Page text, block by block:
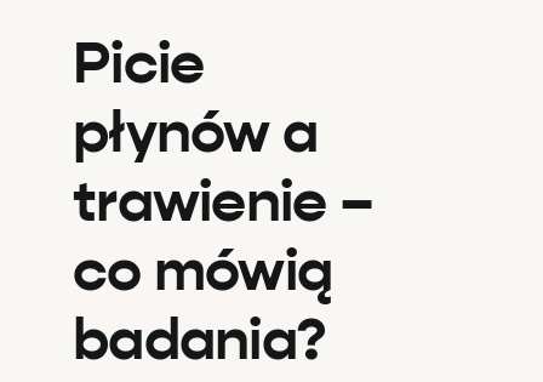
Picie
płynów a
trawienie –
co mówią
badania?